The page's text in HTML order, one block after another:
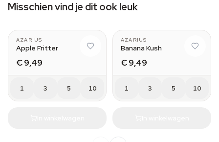
Misschien vind je dit ook leuk
AZARIUS
Apple Fritter
€ 9,49
1 3 5 10
AZARIUS
Banana Kush
€ 9,49
1 3 5 10